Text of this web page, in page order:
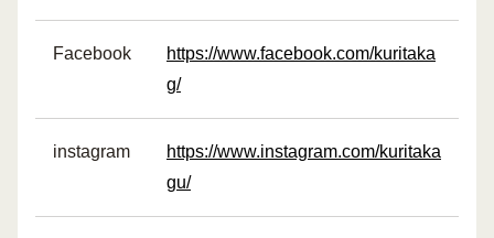
Facebook
https://www.facebook.com/kuritaka
g/
instagram
https://www.instagram.com/kuritaka
gu/